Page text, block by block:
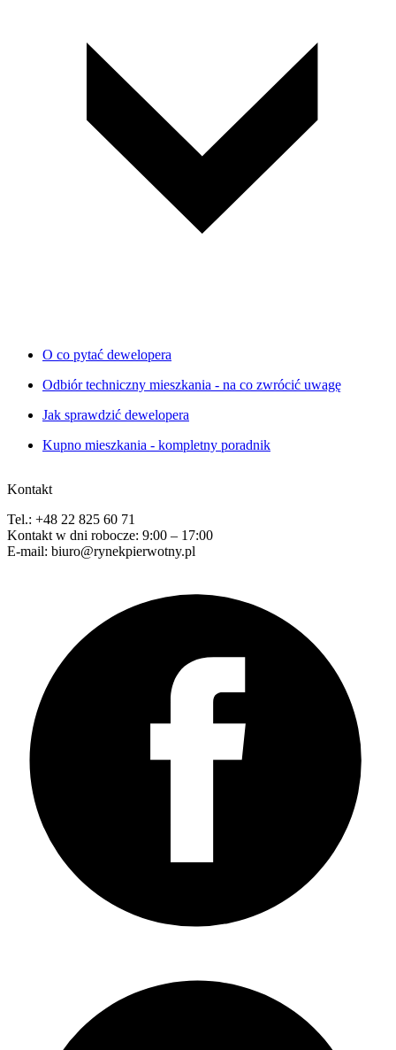
O co pytać dewelopera
Odbiór techniczny mieszkania - na co zwrócić uwagę
Jak sprawdzić dewelopera
Kupno mieszkania - kompletny poradnik
Kontakt
Tel.: +48 22 825 60 71
Kontakt w dni robocze: 9:00 – 17:00
E-mail: biuro@rynekpierwotny.pl